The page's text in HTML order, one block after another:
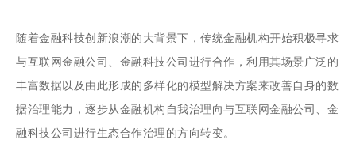
随着金融科技创新浪潮的大背景下，传统金融机构开始积极寻求
与互联网金融公司、金融科技公司进行合作，利用其场景广泛的
丰富数据以及由此形成的多样化的模型解决方案来改善自身的数
据治理能力，逐步从金融机构自我治理向与互联网金融公司、金
融科技公司进行生态合作治理的方向转变。